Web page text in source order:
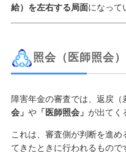
給）を左右する局面になって
照会（医師照会
障害年金の審査では、返戻（
会」 や「医師照会」 が出てく
これは、審査側が判断を進
てきたときに行われるもので